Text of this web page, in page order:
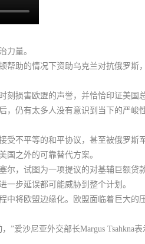
力量。
帮助的情况下资助乌克兰对抗俄罗斯
刻损害欧盟的声誉，并恰恰印证美国
，仍有太多人没有意识到当下的严峻
不平等的和平协议，甚至被俄罗斯
国之外的可靠替代方案。
尔，试图为一项提议的对基辅巨额贷
步延误都可能威胁到整个计划。
中将欧盟边缘化。
欧盟面临着巨大的
爱沙尼亚外交部长Margus Tsahkna